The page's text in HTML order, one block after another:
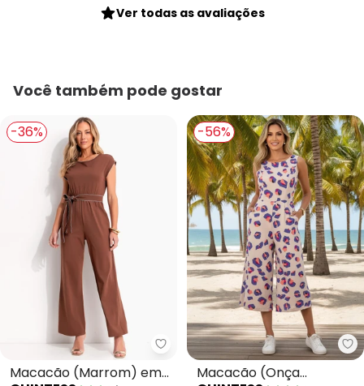
Ver todas as avaliações
Você também pode gostar
-36%
Quintess - Macacão (Marrom)
Macacão (Marrom) em
-56%
Macacão (Onça